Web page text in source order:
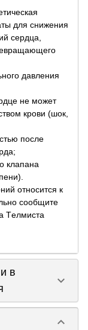
для снижения
сердца,
давления
не может
крови (шок,
после
клапана
относится к
сообщите
Tелмиста
в
keyboard_arrow_down
keyboard_arrow_down